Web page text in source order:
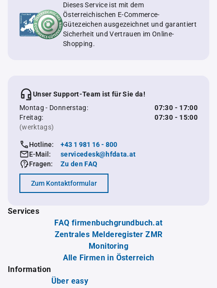
Dieses Service ist mit dem
Österreichischen E-Commerce-
Gütezeichen ausgezeichnet und garantiert
Sicherheit und Vertrauen im Online-
Shopping.
Unser Support-Team ist für Sie da!
Montag - Donnerstag:
07:30 - 17:00
Freitag:
07:30 - 15:00
(werktags)
Hotline:
+43 1 981 16 - 800
E-Mail:
servicedesk@hfdata.at
Fragen:
Zu den FAQ
Zum Kontaktformular
Services
FAQ firmenbuchgrundbuch.at
Zentrales Melderegister ZMR
Monitoring
Alle Firmen in Österreich
Information
Über easy